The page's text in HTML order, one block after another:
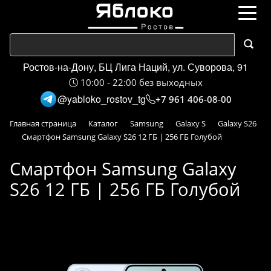
Ростов-на-Дону, БЦ Лига Наций, ул. Суворова, 91
10:00 - 22:00 без выходных
@yabloko_rostov_tg +7 961 406-08-00
Главная страница Каталог Samsung Galaxy S
Galaxy S26
Смартфон Samsung Galaxy S26 12 ГБ | 256 ГБ Голубой
Смартфон Samsung Galaxy
S26 12 ГБ | 256 ГБ Голубой